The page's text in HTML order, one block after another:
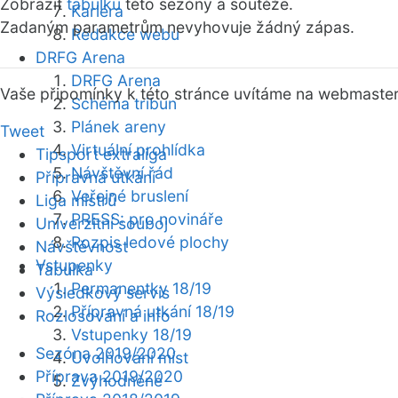
Kariéra
Redakce webu
DRFG Arena
DRFG Arena
Schéma tribun
Plánek areny
Virtuální prohlídka
Návštěvní řád
Veřejné bruslení
PRESS: pro novináře
Rozpis ledové plochy
Vstupenky
Permanentky 18/19
Přípravná utkání 18/19
Vstupenky 18/19
Uvolňování míst
Zvýhodněné
Zobrazit tabulku této sezóny a soutěže.
Zadaným parametrům nevyhovuje žádný zápas.
Vaše připomínky k této stránce uvítáme na webmaster
Tweet
Tipsport extraliga
Přípravná utkání
Liga mistrů
Univerzitní souboj
Návštěvnost
Tabulka
Výsledkový servis
Rozlosování a info
Sezóna 2019/2020
Příprava 2019/2020